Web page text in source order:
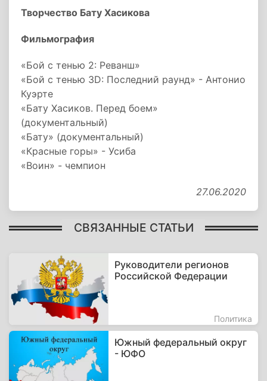
Творчество Бату Хасикова
Фильмография
«Бой с тенью 2: Реванш»
«Бой с тенью 3D: Последний раунд» - Антонио
Куэрте
«Бату Хасиков. Перед боем»
(документальный)
«Бату» (документальный)
«Красные горы» - Усиба
«Воин» - чемпион
27.06.2020
СВЯЗАННЫЕ СТАТЬИ
Руководители регионов
Российской Федерации
Политика
Южный федеральный округ
- ЮФО